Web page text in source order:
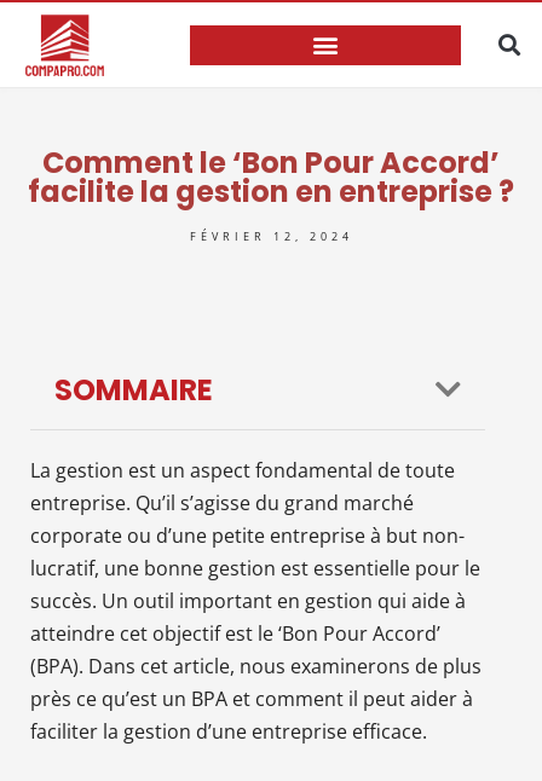
Comment le ‘Bon Pour Accord’
facilite la gestion en entreprise ?
FÉVRIER 12, 2024
SOMMAIRE
La gestion est un aspect fondamental de toute
entreprise. Qu’il s’agisse du grand marché
corporate ou d’une petite entreprise à but non-
lucratif, une bonne gestion est essentielle pour le
succès. Un outil important en gestion qui aide à
atteindre cet objectif est le ‘Bon Pour Accord’
(BPA). Dans cet article, nous examinerons de plus
près ce qu’est un BPA et comment il peut aider à
faciliter la gestion d’une entreprise efficace.